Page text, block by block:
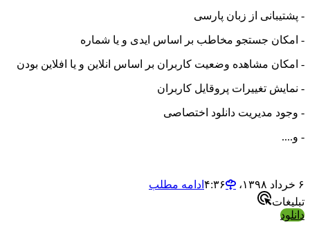
از زبان پارسی
مخاطب بر اساس ایدی و یا شماره
وضعیت کاربران بر اساس انلاین و یا افلاین بودن
پروقایل کاربران
دانلود اختصاصی
ادامه مطلب